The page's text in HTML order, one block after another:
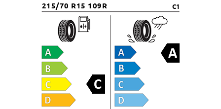
215/70 R15 109R C1